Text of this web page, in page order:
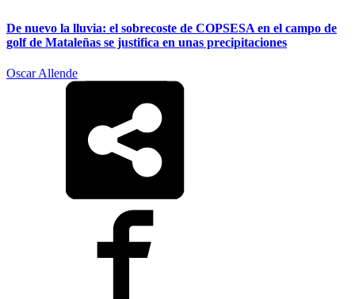
De nuevo la lluvia: el sobrecoste de COPSESA en el campo de
golf de Mataleñas se justifica en unas precipitaciones
Oscar Allende